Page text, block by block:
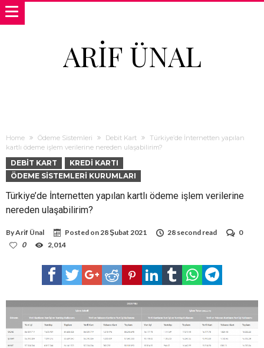
ARIF ÜNAL
Home Ödeme Sistemleri Debit Kart
Türkiye’de İnternetten yapılan
kartlı ödeme işlem verilerine nereden ulaşabilirim?
DEBIT KART
KREDI KARTI
ÖDEME SISTEMLERI KURUMLARI
Türkiye’de İnternetten yapılan kartlı ödeme işlem verilerine
nereden ulaşabilirim?
ByArif Ünal Posted on28 Şubat 2021 28 second read
0
0
2,014